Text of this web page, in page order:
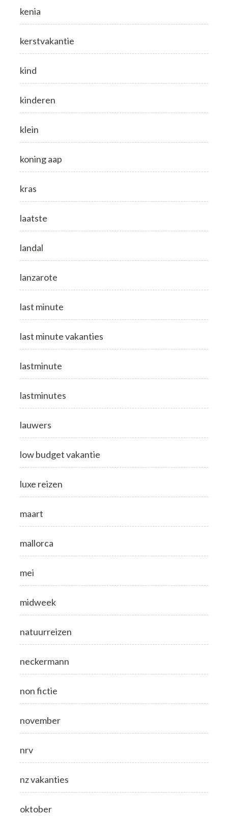
kenia
kerstvakantie
kind
kinderen
klein
koning aap
kras
laatste
landal
lanzarote
last minute
last minute vakanties
lastminute
lastminutes
lauwers
low budget vakantie
luxe reizen
maart
mallorca
mei
midweek
natuurreizen
neckermann
non fictie
november
nrv
nz vakanties
oktober